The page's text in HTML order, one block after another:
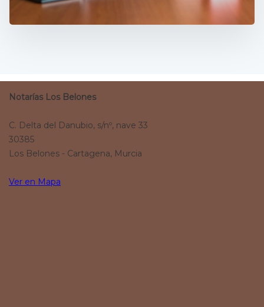
Notarías Los Belones
C. Delta del Danubio, s/nº, nave 33
30385
Los Belones - Cartagena, Murcia
Ver en Mapa